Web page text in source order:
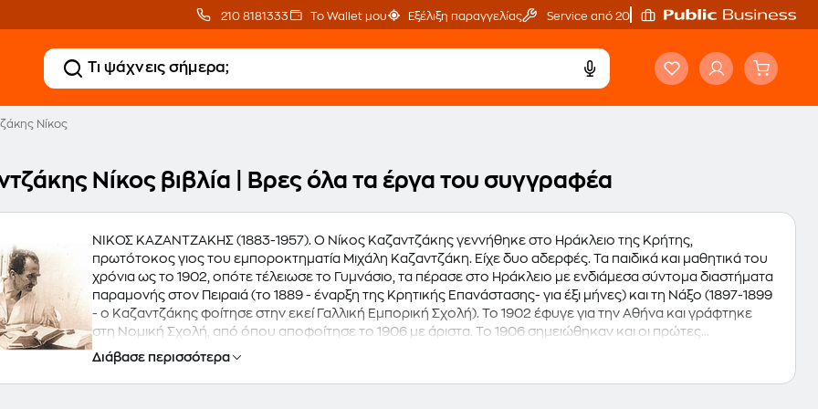
210 8181333 Το Wallet μου Εξέλιξη παραγγελίας Service από 20'
Νίκος
Νίκος βιβλία | Βρες όλα τα έργα του συγγραφέα
ΝΙΚΟΣ ΚΑΖΑΝΤΖΑΚΗΣ (1883-1957). Ο Νίκος Καζαντζάκης γεννήθηκε στο Ηράκλειο της Κρήτης,
πρωτότοκος γιος του εμποροκτηματία Μιχάλη Καζαντζάκη. Είχε δυο αδερφές. Τα παιδικά και μαθητικά του
χρόνια ως το 1902, οπότε τέλειωσε το Γυμνάσιο, τα πέρασε στο Ηράκλειο με ενδιάμεσα σύντομα διαστήματα
παραμονής στον Πειραιά (το 1889 - έναρξη της Κρητικής Επανάστασης- για έξι μήνες) και τη Νάξο (1897-1899
- ο Καζαντζάκης φοίτησε στην εκεί Γαλλική Εμπορική Σχολή). Το 1902 έφυγε για την Αθήνα και γράφτηκε
στη Νομική Σχολή, από όπου αποφοίτησε το 1906 με άριστα. Το 1906 σημειώθηκαν και οι πρώτες
δημοσιεύσεις κειμένων του στο περιοδικό "Πινακοθήκη" με το ψευδώνυμο Κάρμα Νιρβανή, με το οποίο
εξέδωσε και το πρώτο βιβλίο του "Όφις και κρίνο", αφιερωμένο στη Γαλάτεια Αλεξίου. Τον επόμενο χρόνο
γράφτηκε στη Μασονική Στοά Αθηνών και έφυγε για σπουδές νομικής στο Παρίσι, όπου παρακολούθησε και
Διάβασε περισσότερα